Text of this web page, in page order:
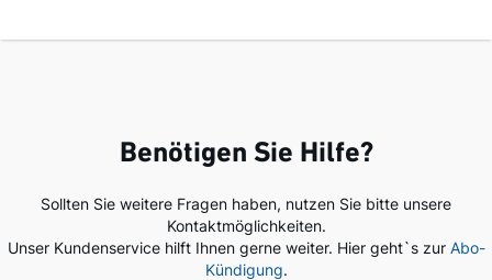
Benötigen Sie Hilfe?
Sollten Sie weitere Fragen haben, nutzen Sie bitte unsere
Kontaktmöglichkeiten.
Unser Kundenservice hilft Ihnen gerne weiter. Hier geht`s zur Abo-
Kündigung.